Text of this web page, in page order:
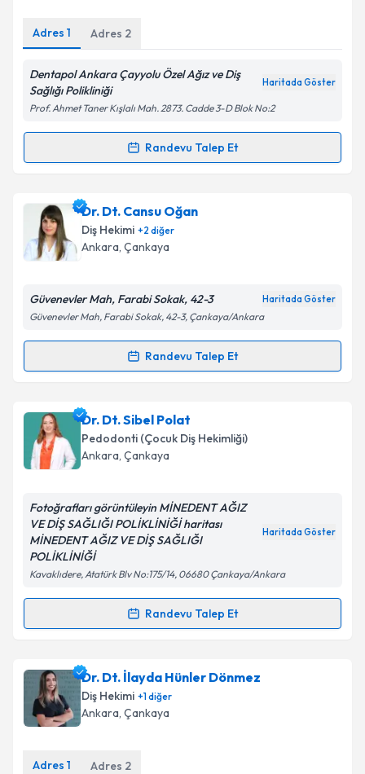
Kişisel verilerimin işlenmesine ilişkinAydınlatma
kapsamda işlenmesini kabul ediyorum.
Adres 1 Adres 2
Dentapol Ankara Çayyolu Özel Ağız ve Diş
Sağlığı Polikliniği
Haritada Göster
Prof. Ahmet Taner Kışlalı Mah. 2873. Cadde 3-D Blok No:2
Randevu Talep Et
Randevu Takvimi Talebi
Dt. Sara Köprülüiçin randevu takvimi talebi
oluşturun. Size bu uzmandan randevu almanız için bir
takvim hazırlandığında e-posta ile bilgilendireceğiz.
Kişisel verilerimin işlenmesine ilişkin
Metni'ni okudum ve kişisel verilerimin belirtilen
Takvim Talebini Gönder
Dr. Dt. Cansu Oğan
Diş Hekimi +2 diğer
Ankara, Çankaya
Güvenevler Mah, Farabi Sokak, 42-3 Haritada Göster
Güvenevler Mah, Farabi Sokak, 42-3, Çankaya/Ankara
Randevu Talep Et
Randevu Takvimi Talebi
Dr. Dt. Cansu Oğaniçin randevu takvimi talebi
oluşturun. Size bu uzmandan randevu almanız için bir
takvim hazırlandığında e-posta ile bilgilendireceğiz.
Kişisel verilerimin işlenmesine ilişkin
Metni'ni okudum ve kişisel verilerimin belirtilen
kapsamda işlenmesini kabul ediyorum.
Dr. Dt. Sibel Polat
Pedodonti (Çocuk Diş Hekimliği)
Ankara, Çankaya
Fotoğrafları görüntüleyin MİNEDENT AĞIZ
VE DİŞ SAĞLIĞI POLİKLİNİĞİ haritası
MİNEDENT AĞIZ VE DİŞ SAĞLIĞI
POLİKLİNİĞİ
Haritada Göster
Kavaklıdere, Atatürk Blv No:175/14, 06680 Çankaya/Ankara
Randevu Talep Et
Randevu Takvimi Talebi
Dr. Dt. Sibel Polatiçin randevu takvimi talebi
oluşturun. Size bu uzmandan randevu almanız için bir
takvim hazırlandığında e-posta ile bilgilendireceğiz.
Dr. Dt. İlayda Hünler Dönmez
Diş Hekimi +1diğer
Ankara, Çankaya
Adres 1 Adres 2